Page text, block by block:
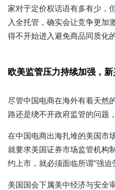
家对于定价权话语有多有少，
入全托管，确实会让竞争更加
得不开始进入避免商品同质化
欧美监管压力持续加强，
尽管中国电商在海外有着天然
路还是绕不开政府监管的问题
在中国电商出海扎堆的美国市
就要求美国证券市场监管机构
约上市，就必须面临所谓“强迫
美国国会下属美中经济与安全